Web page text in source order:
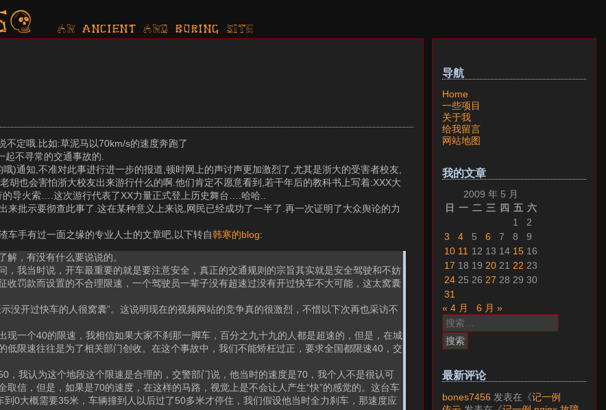
AN ancient AND boring SITE
不定哦.比如:草泥马以70km/s的速度奔跑了
不寻常的交通事故的.
)通知,不准对此事进行进一步的报道,顿时网上的声讨声更加激烈了,尤其是浙大的受害者校友,
也会害怕浙大校友出来游行什么的啊.他们肯定不愿意看到,若干年后的教科书上写着:XXX大
导火索….这次游行代表了XX力量正式登上历史舞台….哈哈..
批示要彻查此事了.这在某种意义上来说,网民已经成功了一半了.再一次证明了大众舆论的力
车手有过一面之缘的专业人士的文章吧,以下转自韩寒的blog:
，有没有什么要说说的。
我当时说，开车最重要的就是要注意安全，真正的交通规则的宗旨其实就是安全驾驶和不妨
罚款而设置的不合理限速，一个驾驶员一辈子没有超速过没有开过快车不大可能，这太窝囊
没开过快车的人很窝囊”。这说明现在的视频网站的竞争真的很激烈，不惜以下次再也采访不
一个40的限速，我相信如果大家不刹那一脚车，百分之九十九的人都是超速的，但是，在城
限速往往是为了相关部门创收。在这个事故中，我们不能矫枉过正，要求全国都限速40，交
，我认为这个地段这个限速是合理的，交警部门说，他当时的速度是70，我个人不是很认可
信，但是，如果是70的速度，在这样的马路，视觉上是不会让人产生“快”的感觉的。这台车
0大概需要35米，车辆撞到人以后过了50多米才停住，我们假设他当时全力刹车，那速度应
导航
Home
一些项目
关于我
给我留言
网站地图
我的文章
2009 年 5 月
日 一 二 三 四 五 六
1
2
3
4 5 6 7 8
9
10 11 12 13 14 15 16
17 18 19 20 21 22 23
24 25 26 27 28 29 30
31
« 4 月
6 月 »
搜
索：
最新评论
bones7456 发表在《记一例